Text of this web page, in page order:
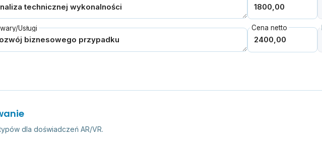
Usługi Cena netto
dla doświadczeń AR/VR.